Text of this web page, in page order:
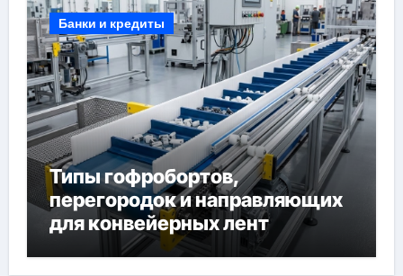
Банки и кредиты
Типы гофробортов,
перегородок и направляющих
для конвейерных лент